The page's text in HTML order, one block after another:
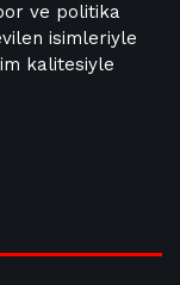
ve politika
isimleriyle
kalitesiyle